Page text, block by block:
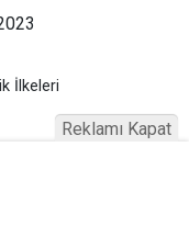
İlkeleri
Reklamı Kapat